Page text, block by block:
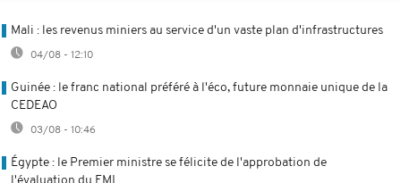
Mali : les revenus miniers au service d'un vaste plan d'infrastructures
04/08 - 12:10
Guinée : le franc national préféré à l'éco, future monnaie unique de la
CEDEAO
03/08 - 10:46
Égypte : le Premier ministre se félicite de l'approbation de